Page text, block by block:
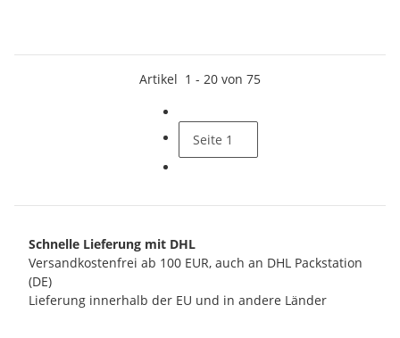
Artikel 1 - 20 von 75
Seite 1
Schnelle Lieferung mit DHL
Versandkostenfrei ab 100 EUR, auch an DHL Packstation
(DE)
Lieferung innerhalb der EU und in andere Länder